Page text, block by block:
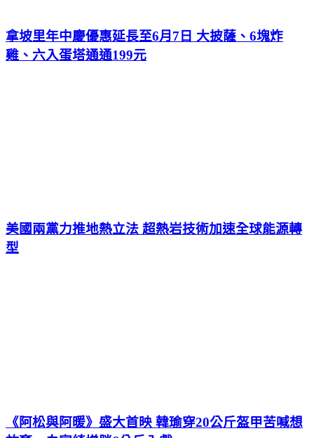
拿坡里年中慶優惠延長至6月7日 大披薩、6塊炸
雞、六入蛋塔通通199元
美國兩黨力推地熱立法 超熱岩技術加速全球能源轉
型
《阿松與阿暖》盛大首映 韓瑜穿20公斤盔甲苦喊想